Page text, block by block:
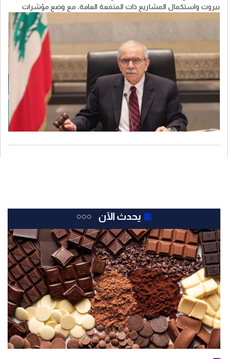
بيروت واستكمال المشاريع ذات المنفعة العامة، مع وضع مؤشرات
يحدث الآن